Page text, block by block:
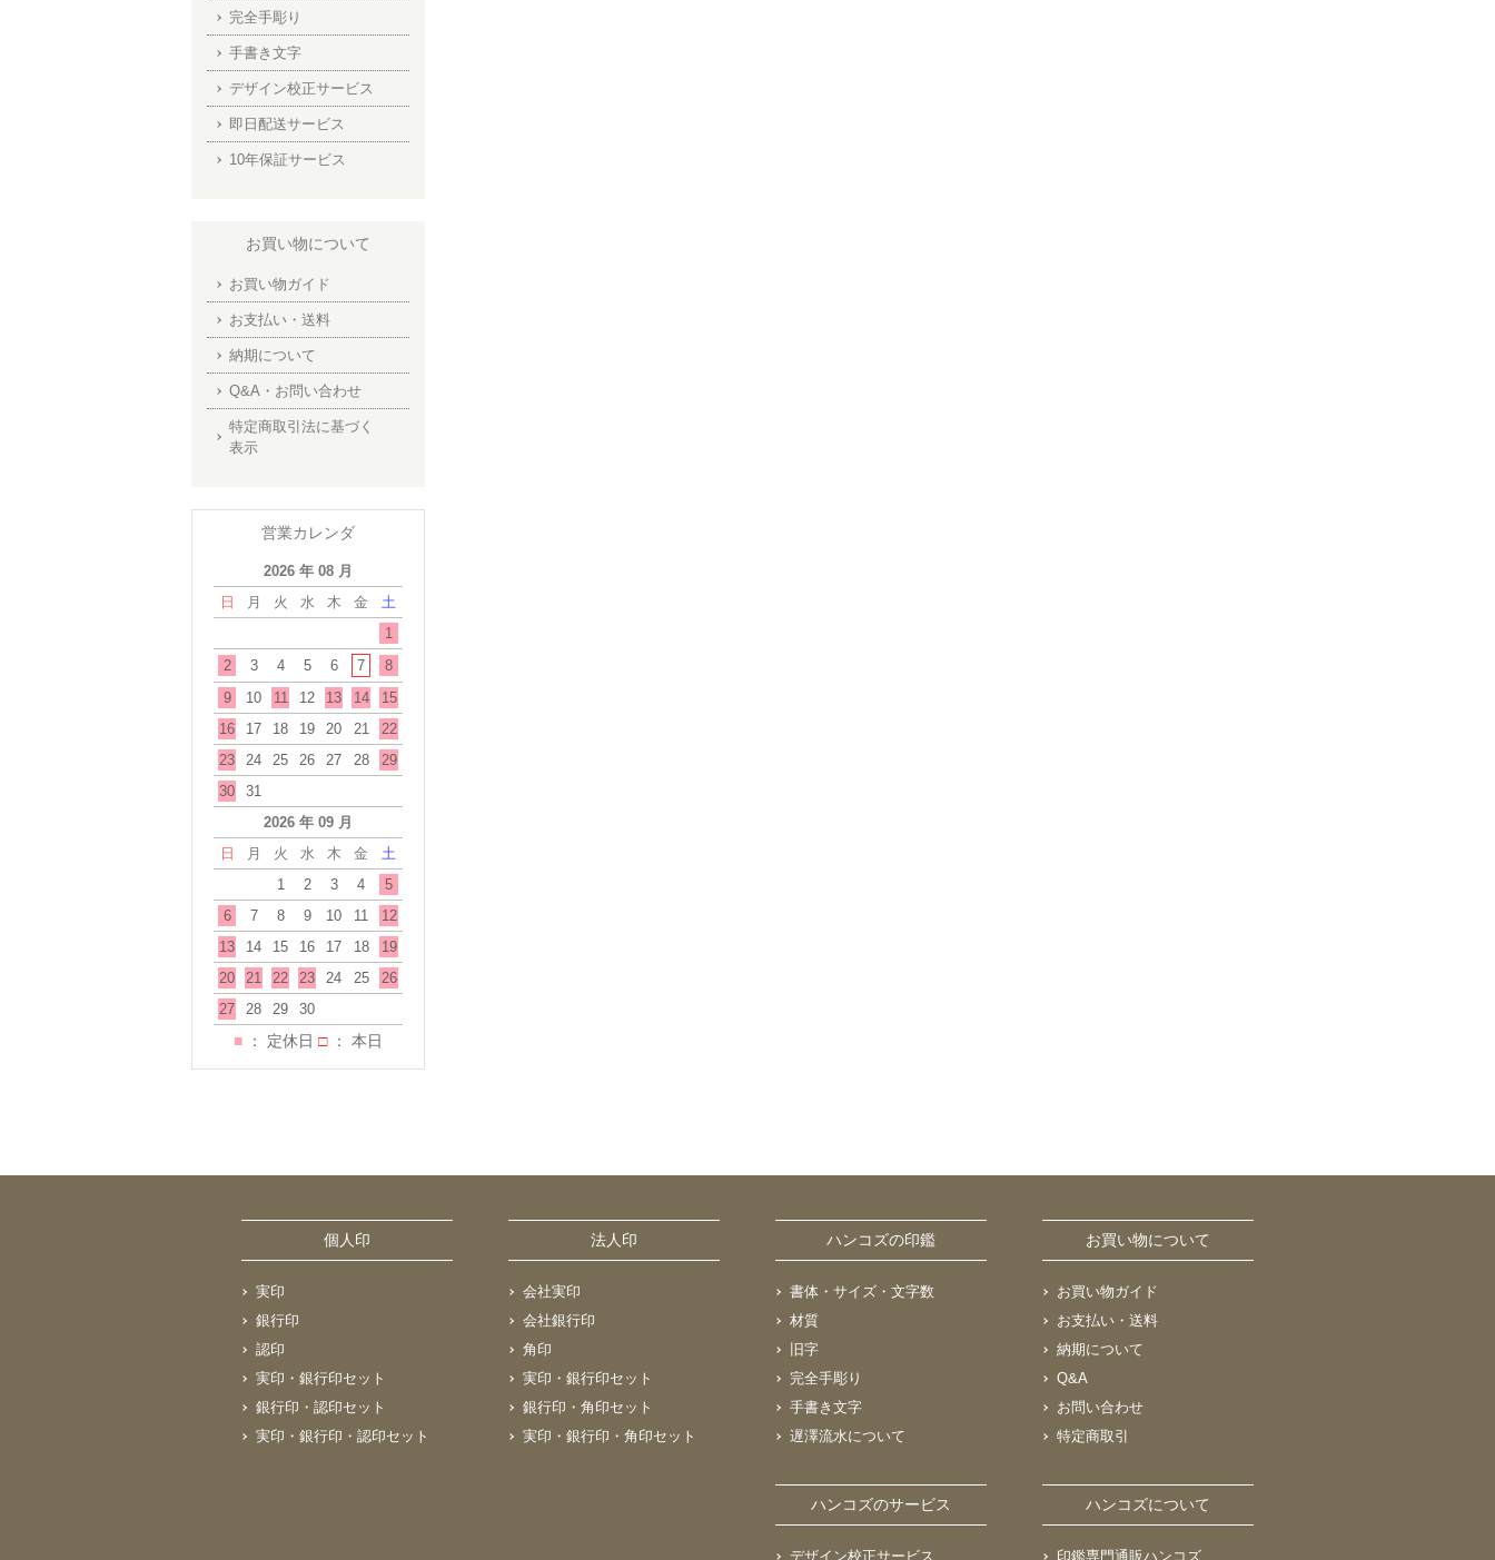
完全手彫り
手書き文字
デザイン校正サービス
即日配送サービス
10年保証サービス
お買い物について
お買い物ガイド
お支払い・送料
納期について
Q&A・お問い合わせ
特定商取引法に基づく
表示
営業カレンダ
2026 年 08 月
日
月 火 水 木 金
土
1
2
3 4 5 6 7
8
9
10 11 12 13 14
15
16
17 18 19 20 21
22
23
24 25 26 27 28
29
30
31
2026 年 09 月
日
月 火 水 木 金
土
1
2 3 4
5
6
7 8 9 10 11
12
13
14 15 16 17 18
19
20
21 22 23 24 25
26
27
28 29 30
■ ： 定休日 □： 本日
個人印
実印
銀行印
認印
実印・銀行印セット
銀行印・認印セット
実印・銀行印・認印セット
法人印
会社実印
会社銀行印
角印
実印・銀行印セット
銀行印・角印セット
実印・銀行印・角印セット
ハンコズの印鑑
書体・サイズ・文字数
材質
旧字
完全手彫り
手書き文字
遅澤流水について
お買い物について
お買い物ガイド
お支払い・送料
納期について
Q&A
お問い合わせ
特定商取引
ハンコズのサービス
デザイン校正サービス
ハンコズについて
印鑑専門通販ハンコズ